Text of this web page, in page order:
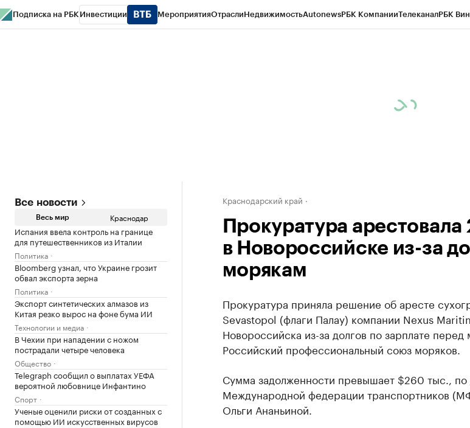
Подписка на РБК Инвестиции МероприятияОтраслиНедвижимостьAutonewsРБК КомпанииТелеканалРБК
Все новости
Весь мир Краснодар
Испания ввела контроль на границе
для путешественников из Италии
Политика
Bloomberg узнал, что Украине грозит
обвал экспорта зерна
Политика
Экспорт синтетических алмазов из
Китая резко вырос на фоне бума ИИ
Технологии и медиа
В Чехии при нападении с ножом
пострадали четыре человека
Общество
Telegraph сообщил о выплатах УЕФА
вероятной любовнице Инфантино
Спорт
Ученые оценили риски от созданных с
помощью ИИ искусственных вирусов
Краснодарский край
Прокуратура арестовала
в Новороссийске из-за
морякам
Прокуратура приняла решение об аресте
Sevastopol (флаги Палау) компании Nexus
Новороссийска из-за долгов по зарплате
Российский профессиональный союз моряков.
Сумма задолженности превышает $260 тыс.,
Международной федерации транспортников
Ольги Ананьиной.